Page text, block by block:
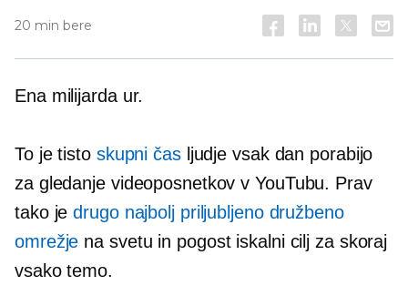
20 min bere
Ena milijarda ur.
To je tisto skupni časljudje vsak dan porabijo
za gledanje videoposnetkov v YouTubu. Prav
tako jedrugo najbolj priljubljeno družbeno
omrežje na svetu in pogost iskalni cilj za skoraj
vsako temo.